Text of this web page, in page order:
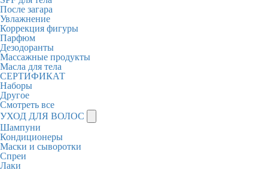
После загара
Увлажнение
Коррекция фигуры
Парфюм
Дезодоранты
Массажные продукты
Масла для тела
СЕРТИФИКАТ
Наборы
Другое
Смотреть все
УХОД ДЛЯ ВОЛОС
Шампуни
Кондиционеры
Маски и сыворотки
Спреи
Лаки